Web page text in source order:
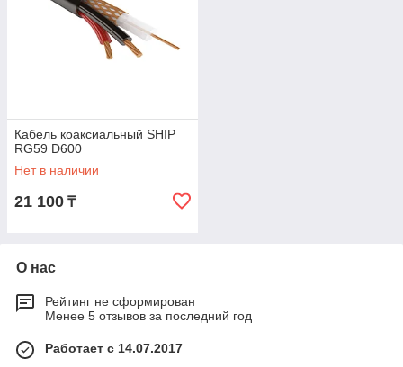
Кабель коаксиальный SHIP
RG59 D600
Нет в наличии
21 100 ₸
О нас
Рейтинг не сформирован
Менее 5 отзывов за последний год
Работает с 14.07.2017